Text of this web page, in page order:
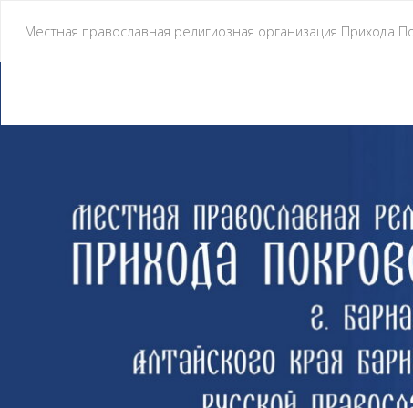
Местная православная религиозная организация Прихода